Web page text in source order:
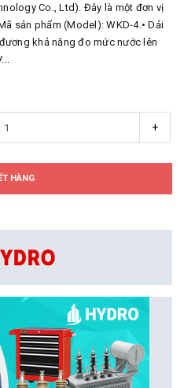
Co., Ltd). Đây là một đơn vị
sản phẩm (Model): WKD-4.• Dải
khả năng đo mức nước lên
+
HÀNG